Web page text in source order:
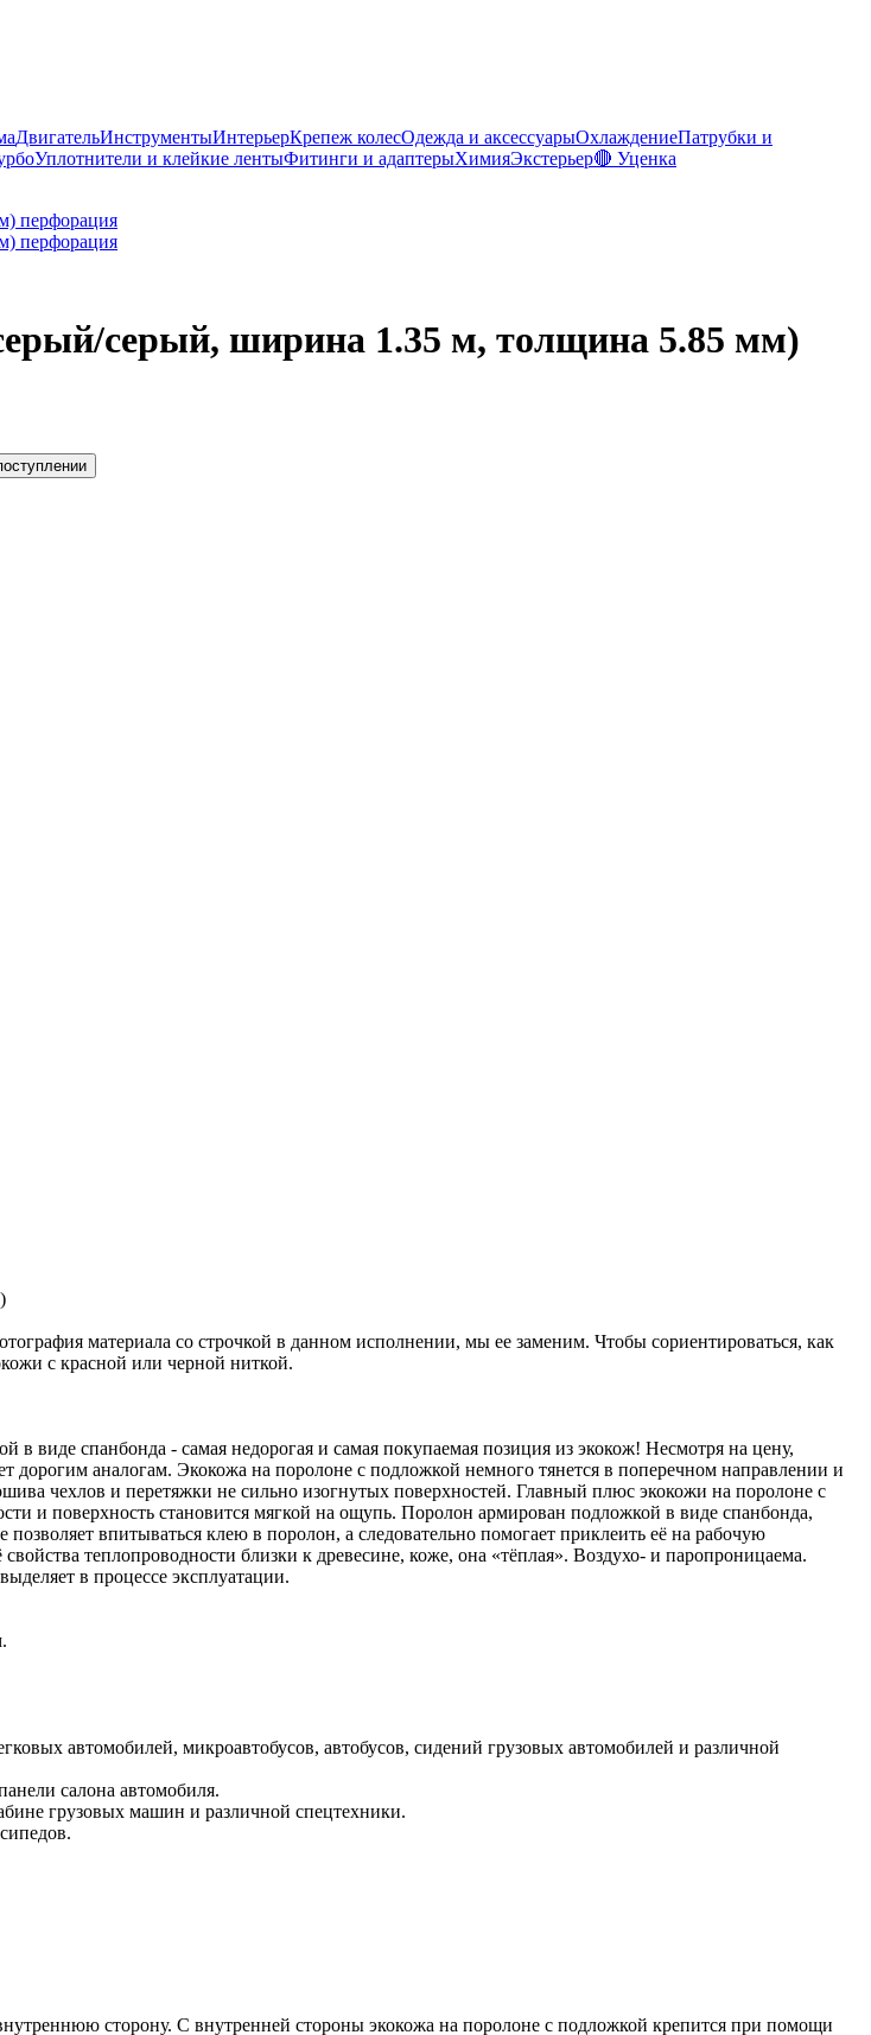
ДвигательИнструментыИнтерьерКрепеж колесОдежда и аксессуарыОхлаждениеПатрубки и
Уплотнители и клейкие лентыФитинги и адаптерыХимияЭкстерьер🔴 Уценка
серый, ширина 1.35 м, толщина 5.85 мм)
материала со строчкой в данном исполнении, мы ее заменим. Чтобы сориентироваться, как
с красной или черной ниткой.
виде спанбонда - самая недорогая и самая покупаемая позиция из экокож! Несмотря на цену,
дорогим аналогам. Экокожа на поролоне с подложкой немного тянется в поперечном направлении и
чехлов и перетяжки не сильно изогнутых поверхностей. Главный плюс экокожи на поролоне с
и поверхность становится мягкой на ощупь. Поролон армирован подложкой в виде спанбонда,
впитываться клею в поролон, а следовательно помогает приклеить её на рабочую
теплопроводности близки к древесине, коже, она «тёплая». Воздухо- и паропроницаема.
в процессе эксплуатации.
автомобилей, микроавтобусов, автобусов, сидений грузовых автомобилей и различной
салона автомобиля.
грузовых машин и различной спецтехники.
сторону. С внутренней стороны экокожа на поролоне с подложкой крепится при помощи